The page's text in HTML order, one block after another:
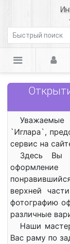
Уважаемые
`Иглара`,
сервис на
Здесь Вы
верхней
фотографию
различные
Наши
Вас раму по